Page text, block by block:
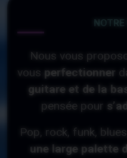
NOTRE
Nous vous
vous perfectionner
guitare et de la
pensée pour
Pop, rock, funk,
une large palette